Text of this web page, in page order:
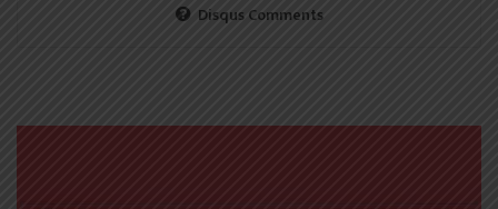
Disqus Comments